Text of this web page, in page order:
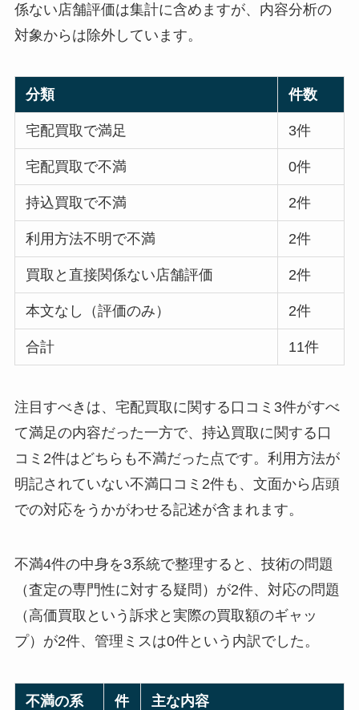
係ない店舗評価は集計に含めますが、内容分析の
対象からは除外しています。
分類 件数
宅配買取で満足 3件
宅配買取で不満 0件
持込買取で不満 2件
利用方法不明で不満 2件
買取と直接関係ない店舗評価 2件
本文なし（評価のみ） 2件
合計 11件
注目すべきは、宅配買取に関する口コミ3件がすべ
て満足の内容だった一方で、持込買取に関する口
コミ2件はどちらも不満だった点です。利用方法が
明記されていない不満口コミ2件も、文面から店頭
での対応をうかがわせる記述が含まれます。
不満4件の中身を3系統で整理すると、技術の問題
（査定の専門性に対する疑問）が2件、対応の問題
（高価買取という訴求と実際の買取額のギャッ
プ）が2件、管理ミスは0件という内訳でした。
不満の系
件
主な内容